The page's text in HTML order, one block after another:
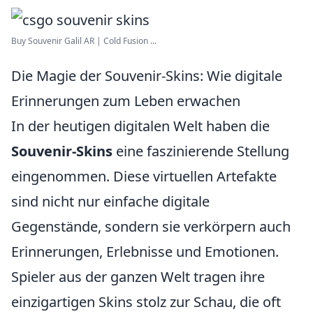
Buy Souvenir Galil AR | Cold Fusion ...
Die Magie der Souvenir-Skins: Wie digitale
Erinnerungen zum Leben erwachen
In der heutigen digitalen Welt haben die
Souvenir-Skins eine faszinierende Stellung
eingenommen. Diese virtuellen Artefakte
sind nicht nur einfache digitale
Gegenstände, sondern sie verkörpern auch
Erinnerungen, Erlebnisse und Emotionen.
Spieler aus der ganzen Welt tragen ihre
einzigartigen Skins stolz zur Schau, die oft